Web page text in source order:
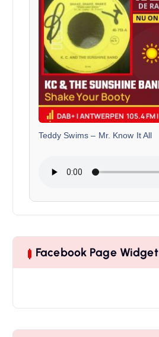
Teddy Swims – Mr. Know It All
Facebook Page Widget